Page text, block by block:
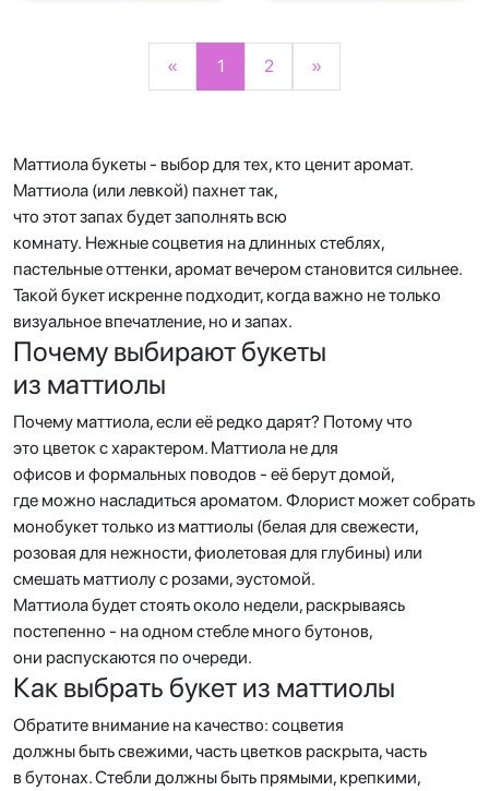
« 1 2 »
Маттиола букеты - выбор для тех, кто ценит аромат.
Маттиола (или левкой) пахнет так,
что этот запах будет заполнять всю
комнату. Нежные соцветия на длинных стеблях,
пастельные оттенки, аромат вечером становится сильнее.
Такой букет искренне подходит, когда важно не только
визуальное впечатление, но и запах.
Почему выбирают букеты
из маттиолы
Почему маттиола, если её редко дарят? Потому что
это цветок с характером. Маттиола не для
офисов и формальных поводов - её берут домой,
где можно насладиться ароматом. Флорист может собрать
монобукет только из маттиолы (белая для свежести,
розовая для нежности, фиолетовая для глубины) или
смешать маттиолу с розами, эустомой.
Маттиола будет стоять около недели, раскрываясь
постепенно - на одном стебле много бутонов,
они распускаются по очереди.
Как выбрать букет из маттиолы
Обратите внимание на качество: соцветия
должны быть свежими, часть цветков раскрыта, часть
в бутонах. Стебли должны быть прямыми, крепкими,